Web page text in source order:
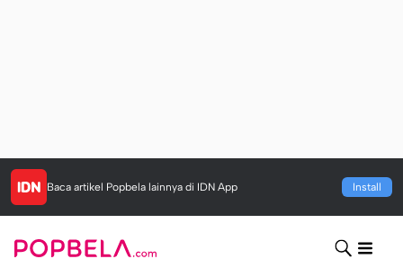
Baca artikel Popbela lainnya di IDN App Install